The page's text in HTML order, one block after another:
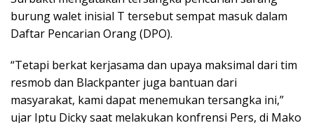
burung walet inisial T tersebut sempat masuk dalam
Daftar Pencarian Orang (DPO).
“Tetapi berkat kerjasama dan upaya maksimal dari tim
resmob dan Blackpanter juga bantuan dari
masyarakat, kami dapat menemukan tersangka ini,”
ujar Iptu Dicky saat melakukan konfrensi Pers, di Mako